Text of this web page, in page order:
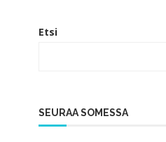
Etsi
SEURAA SOMESSA